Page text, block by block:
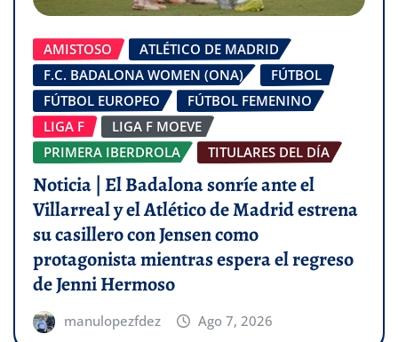
AMISTOSO
ATLÉTICO DE MADRID
F.C. BADALONA WOMEN (ONA)
FÚTBOL
FÚTBOL EUROPEO
FÚTBOL FEMENINO
LIGA F
LIGA F MOEVE
PRIMERA IBERDROLA
TITULARES DEL DÍA
Noticia | El Badalona sonríe ante el
Villarreal y el Atlético de Madrid estrena
su casillero con Jensen como
protagonista mientras espera el regreso
de Jenni Hermoso
manulopezfdez Ago 7, 2026